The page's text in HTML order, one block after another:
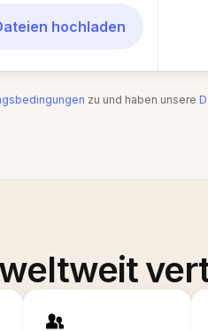
hochladen
zu und haben unsere